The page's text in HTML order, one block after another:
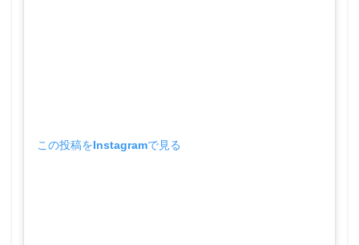
この投稿をInstagramで見る